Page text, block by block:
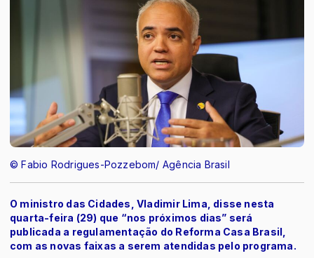
© Fabio Rodrigues-Pozzebom/ Agência Brasil
O ministro das Cidades, Vladimir Lima, disse nesta
quarta-feira (29) que “nos próximos dias” será
publicada a regulamentação do Reforma Casa Brasil,
com as novas faixas a serem atendidas pelo programa.